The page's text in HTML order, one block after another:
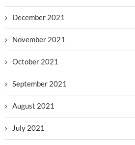
December 2021
November 2021
October 2021
September 2021
August 2021
July 2021